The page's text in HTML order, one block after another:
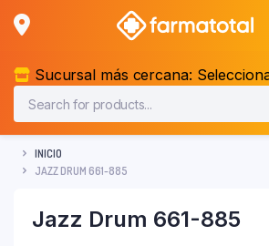
Sucursal más cercana:
INICIO
JAZZ DRUM 661-885
Jazz Drum 661-885